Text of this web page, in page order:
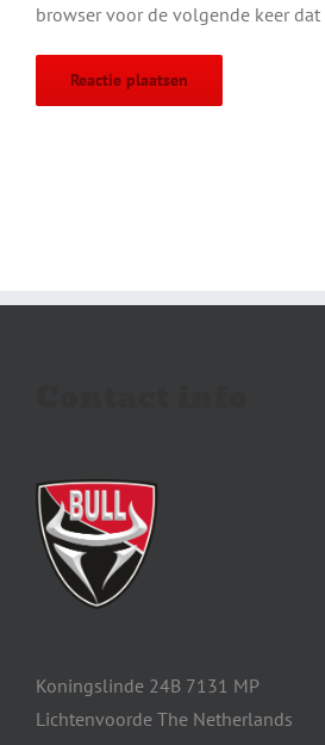
browser voor de volgende keer dat
Koningslinde 24B 7131 MP
Lichtenvoorde The Netherlands